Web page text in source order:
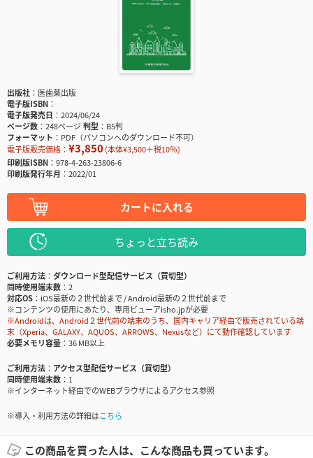
出版社
医歯薬出版
電子版ISBN
電子版発売日
2024/06/24
ページ数
248ページ判型
B5判
フォーマット
PDF（パソコンへのダウンロード不可）
電子版販売価格： ¥3,850(本体¥3,500＋税10％)
印刷版ISBN
978-4-263-23806-6
印刷版発行年月
2022/01
カートに入れる
ちょっと立ち読み
ご利用方法
ダウンロード型配信サービス（買切型）
同時使用端末数
2
対応OS
iOS最新の２世代前まで / Android最新の２世代前まで
※コンテンツの使用にあたり、専用ビューアisho.jpが必要
※Androidは、Android２世代前の端末のうち、国内キャリア経由で販売されている端
末（Xperia、GALAXY、AQUOS、ARROWS、Nexusなど）にて動作確認しています
必要メモリ容量
36 MB以上
ご利用方法
アクセス型配信サービス（買切型）
同時使用端末数
1
※インターネット経由でのWEBブラウザによるアクセス参照
※導入・利用方法の詳細はこちら
この商品を買った人は、こんな商品も買っています。